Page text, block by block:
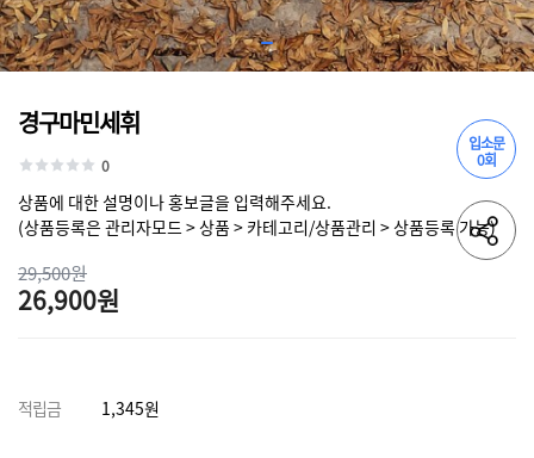
입소문
0회
경구마민세휘
0
상품에 대한 설명이나 홍보글을 입력해주세요.
(상품등록은 관리자모드 > 상품 > 카테고리/상품관리 > 상품등록 가능)
29,500원
26,900원
적립금 1,345원